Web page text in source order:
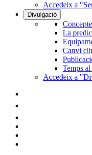
Accedeix a
Divulgació
La
Canvi
Temps
Accedeix a